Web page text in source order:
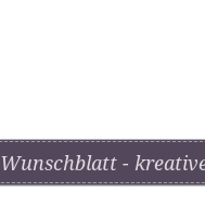
Wunschblatt -